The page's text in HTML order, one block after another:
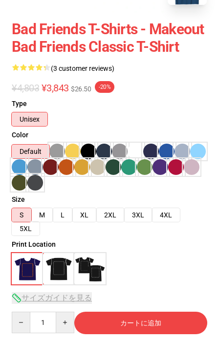
Bad Friends T-Shirts - Makeout
Bad Friends Classic T-Shirt
(3 customer reviews)
¥4,803 ¥3,843 $26.50 -20%
Type
Unisex
Color
Default
Size
S
M L XL 2XL 3XL
4XL
5XL
Print Location
サイズガイドを見る
カートに追加